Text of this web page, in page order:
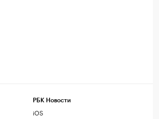
РБК Новости
iOS